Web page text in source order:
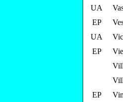
UA
EP
UA
EP
EP